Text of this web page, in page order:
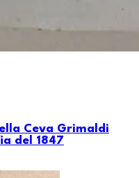
Ceva Grimaldi
del 1847